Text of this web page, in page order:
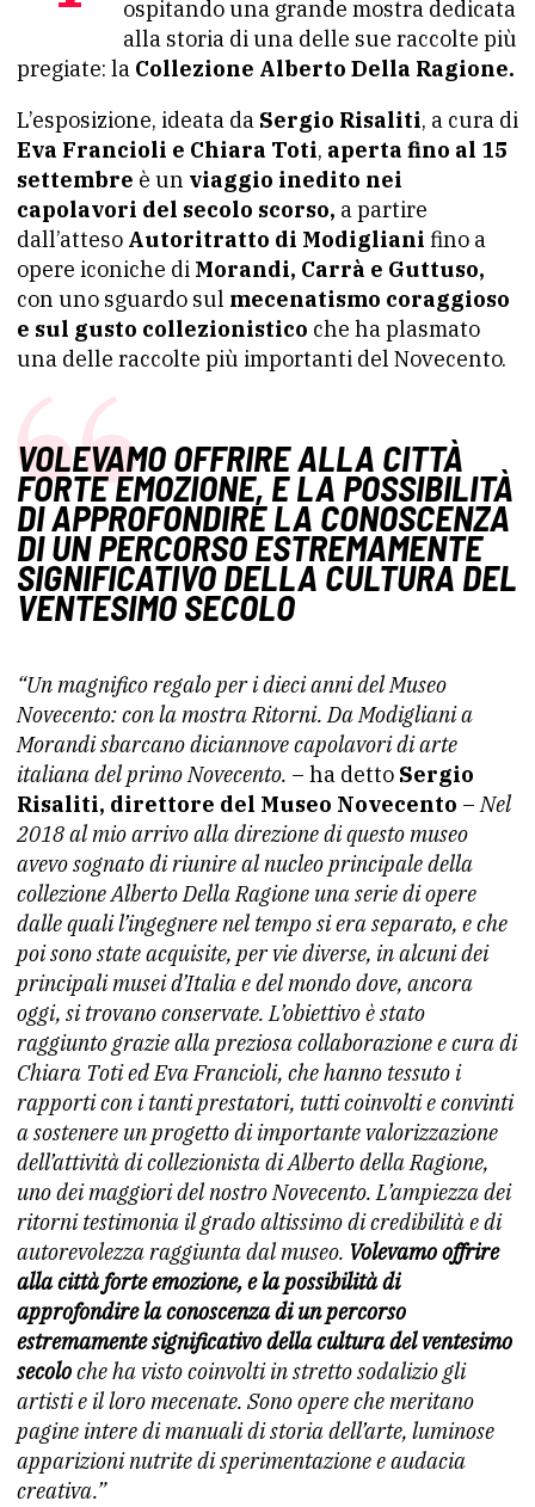
ospitando una grande mostra dedicata
alla storia di una delle sue raccolte più
pregiate: la Collezione Alberto Della Ragione.
L’esposizione, ideata da Sergio Risaliti, a cura di
Eva Francioli e Chiara Toti, aperta fino al 15
settembre è un viaggio inedito nei
capolavori del secolo scorso, a partire
dall’atteso Autoritratto di Modigliani fino a
opere iconiche di Morandi, Carrà e Guttuso,
con uno sguardo sul mecenatismo coraggioso
e sul gusto collezionistico che ha plasmato
una delle raccolte più importanti del Novecento.
VOLEVAMO OFFRIRE ALLA CITTÀ
FORTE EMOZIONE, E LA POSSIBILITÀ
DI APPROFONDIRE LA CONOSCENZA
DI UN PERCORSO ESTREMAMENTE
SIGNIFICATIVO DELLA CULTURA DEL
VENTESIMO SECOLO
“Un magnifico regalo per i dieci anni del Museo
Novecento: con la mostra Ritorni. Da Modigliani a
Morandi sbarcano diciannove capolavori di arte
italiana del primo Novecento. – ha detto Sergio
Risaliti, direttore del Museo Novecento –Nel
2018 al mio arrivo alla direzione di questo museo
avevo sognato di riunire al nucleo principale della
collezione Alberto Della Ragione una serie di opere
dalle quali l’ingegnere nel tempo si era separato, e che
poi sono state acquisite, per vie diverse, in alcuni dei
principali musei d’Italia e del mondo dove, ancora
oggi, si trovano conservate. L’obiettivo è stato
raggiunto grazie alla preziosa collaborazione e cura di
Chiara Toti ed Eva Francioli, che hanno tessuto i
rapporti con i tanti prestatori, tutti coinvolti e convinti
a sostenere un progetto di importante valorizzazione
dell’attività di collezionista di Alberto della Ragione,
uno dei maggiori del nostro Novecento. L’ampiezza dei
ritorni testimonia il grado altissimo di credibilità e di
autorevolezza raggiunta dal museo. Volevamo offrire
alla città forte emozione, e la possibilità di
approfondire la conoscenza di un percorso
estremamente significativo della cultura del ventesimo
secoloche ha visto coinvolti in stretto sodalizio gli
artisti e il loro mecenate. Sono opere che meritano
pagine intere di manuali di storia dell’arte, luminose
apparizioni nutrite di sperimentazione e audacia
creativa.”